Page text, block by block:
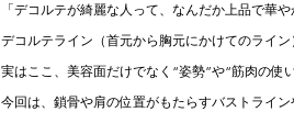
「デコルテが綺麗な人って、なんだか上品で華
デコルテライン（首元から胸元にかけてのライ
実はここ、美容面だけでなく“姿勢”や“筋肉の使
今回は、鎖骨や肩の位置がもたらすバストライ